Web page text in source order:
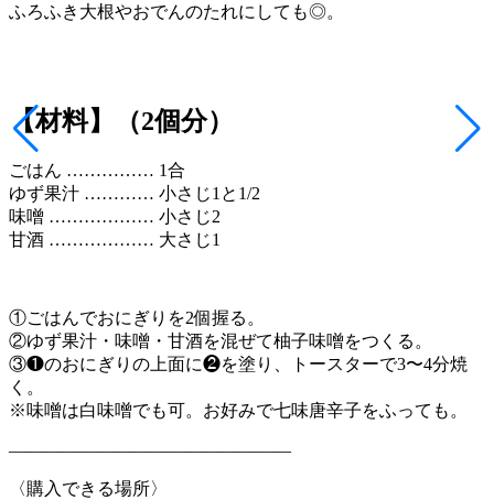
ふろふき大根やおでんのたれにしても◎。
【材料】（2個分）
ごはん …………… 1合
ゆず果汁 ………… 小さじ1と1/2
味噌 ……………… 小さじ2
甘酒 ……………… 大さじ1
①ごはんでおにぎりを2個握る。
②ゆず果汁・味噌・甘酒を混ぜて柚子味噌をつくる。
③❶のおにぎりの上面に❷を塗り、トースターで3〜4分焼
く。
※味噌は白味噌でも可。お好みで七味唐辛子をふっても。
————————————————
〈購入できる場所〉